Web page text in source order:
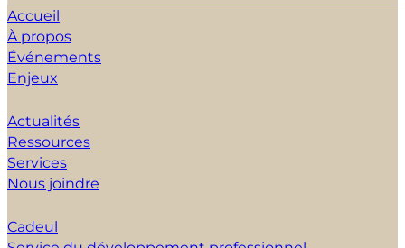
Accueil
À propos
Événements
Enjeux
Actualités
Ressources
Services
Nous joindre
Cadeul